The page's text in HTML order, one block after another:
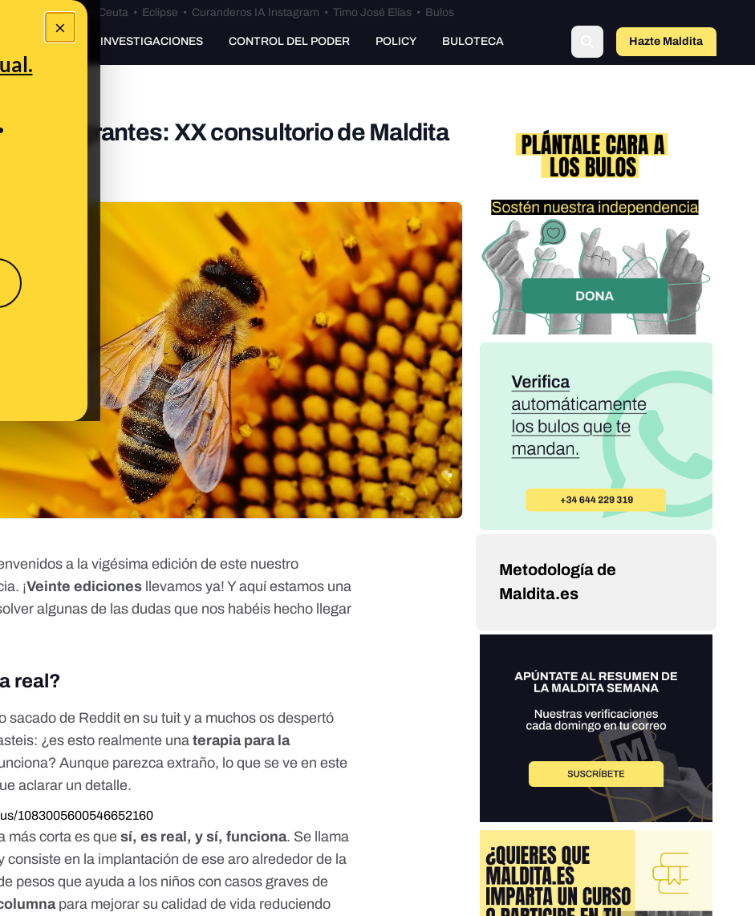
×
Ceuta•Bulos Ceuta • Eclipse • Curanderos IA Instagram • Timo José Elías • Bulos
PREBUNKING INVESTIGACIONES CONTROL DEL PODER POLICY BULOTECA Hazte Maldito
e inmigrantes: XX consultorio de Maldita
a la vigésima edición de este nuestro
¡Veinte ediciones llevamos ya! Y aquí estamos una
algunas de las dudas que nos habéis hecho llegar
real?
sacado de Reddit en su tuit y a muchos os despertó
¿es esto realmente unaterapia para la
Aunque parezca extraño, lo que se ve en este
aclarar un detalle.
1083005600546652160
más corta es quesí, es real, y sí, funciona. Se llama
consiste en la implantación de ese aro alrededor de la
pesos que ayuda a los niños con casos graves de
para mejorar su calidad de vida reduciendo
Metodología de
Maldita.es